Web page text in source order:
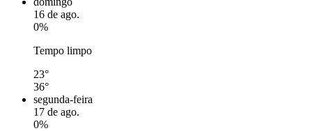
16 de ago.
0%
Tempo limpo
23°
36°
segunda-feira
17 de ago.
0%